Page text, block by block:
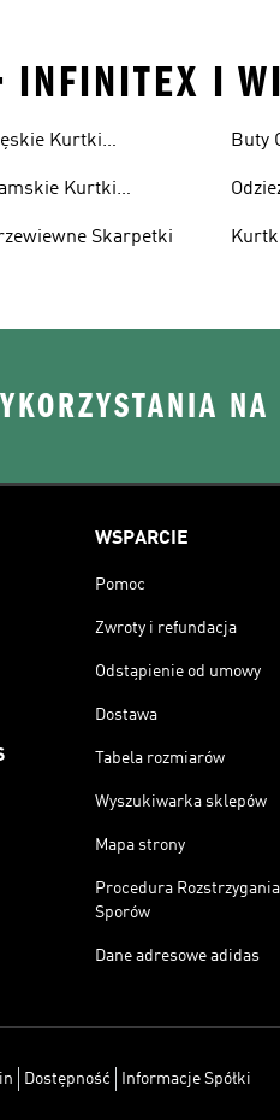
INFINITEX I
Kurtki
Kurtki
Skarpetki
Buty
NA
WSPARCIE
Pomoc
Zwroty i refundacja
Odstąpienie od umowy
Dostawa
Tabela rozmiarów
Wyszukiwarka sklepów
Mapa strony
Procedura Rozstrzygania
Sporów
Dane adresowe adidas
Dostępność Informacje Spółki